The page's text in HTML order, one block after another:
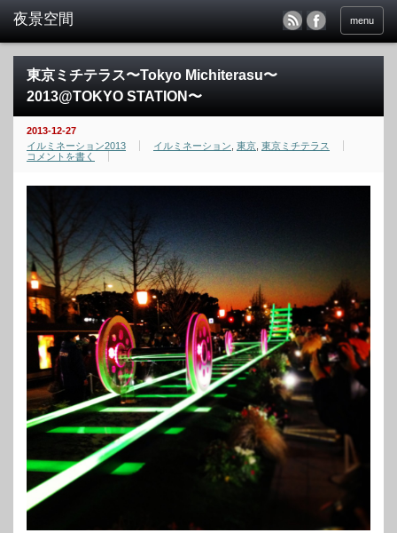
menu
東京ミチテラス〜Tokyo Michiterasu〜
2013@TOKYO STATION〜
2013-12-27
イルミネーション2013
イルミネーション 東京 東京ミチテラス
コメントを書く